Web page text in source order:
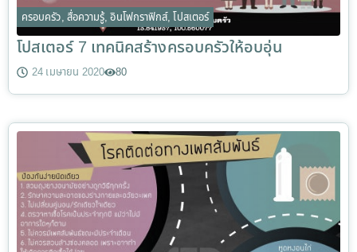
ครอบครัว, สื่อความรู้,อินโฟกราฟิกส์,โปสเตอร์
โปสเตอร์ 7 เทคนิคสร้างครอบครัวให้อบอุ่น
24 เมษายน 2020 80